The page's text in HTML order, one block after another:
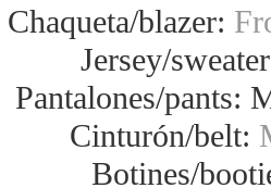
Chaqueta/blazer:
Jersey/
Pantalones/pants:
Cinturón/belt:
Botines/